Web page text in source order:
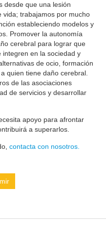
desde que una lesión
vida; trabajamos por mucho
estableciendo modelos y
Promover la autonomía
cerebral para lograr que
en la sociedad y
de ocio, formación
quien tiene daño cerebral.
de las asociaciones
de servicios y desarrollar
apoyo para afrontar
a superarlos.
contacta con nosotros.